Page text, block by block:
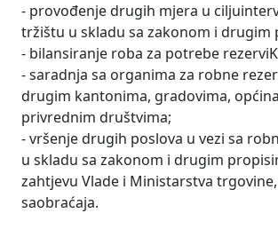
- provođenje drugih mjera u
tržištu u skladu sa zakonom i drugim
- bilansiranje roba za potrebe
- saradnja sa organima za robne
drugim kantonima, gradovima,
privrednim društvima;
- vršenje drugih poslova u vezi sa
u skladu sa zakonom i drugim
zahtjevu Vlade i Ministarstva
saobraćaja.